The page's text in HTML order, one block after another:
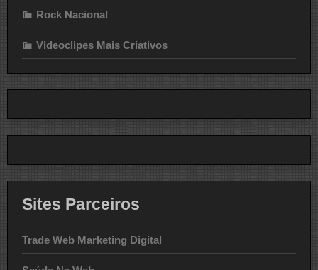
Rock Nacional
Videoclipes Mais Criativos
Sites Parceiros
Trade Web Marketing Digital